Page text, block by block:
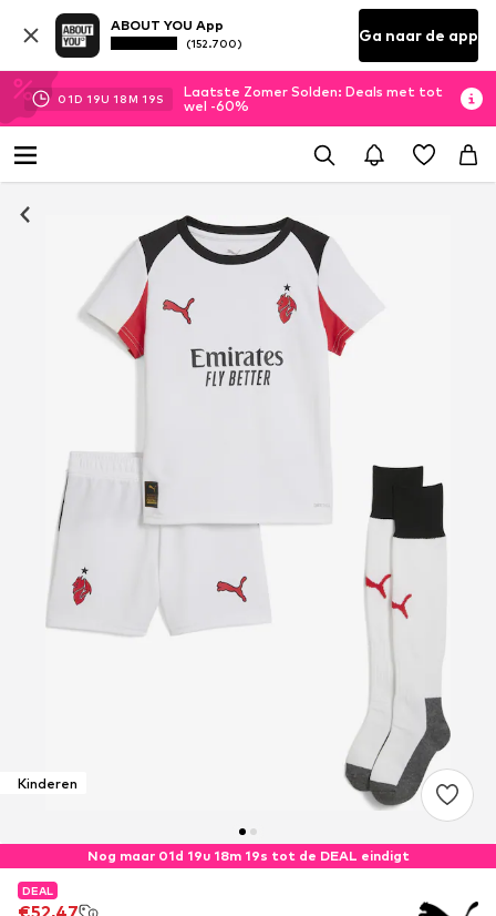
ABOUT YOU App
(152.700) Ga naar de app
01D 19U 18M 19S
Laatste Zomer Solden: Deals met tot
wel -60%
Kinderen
Nog maar 01d 19u 18m 19s tot de DEAL eindigt
DEAL
DEAL
DEAL